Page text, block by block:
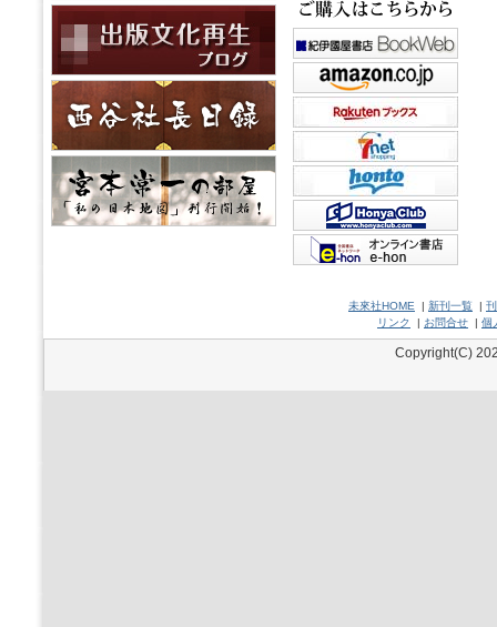
未來社HOME | 新刊一覧 |
リンク
| お問合せ | 個
Copyright(C)